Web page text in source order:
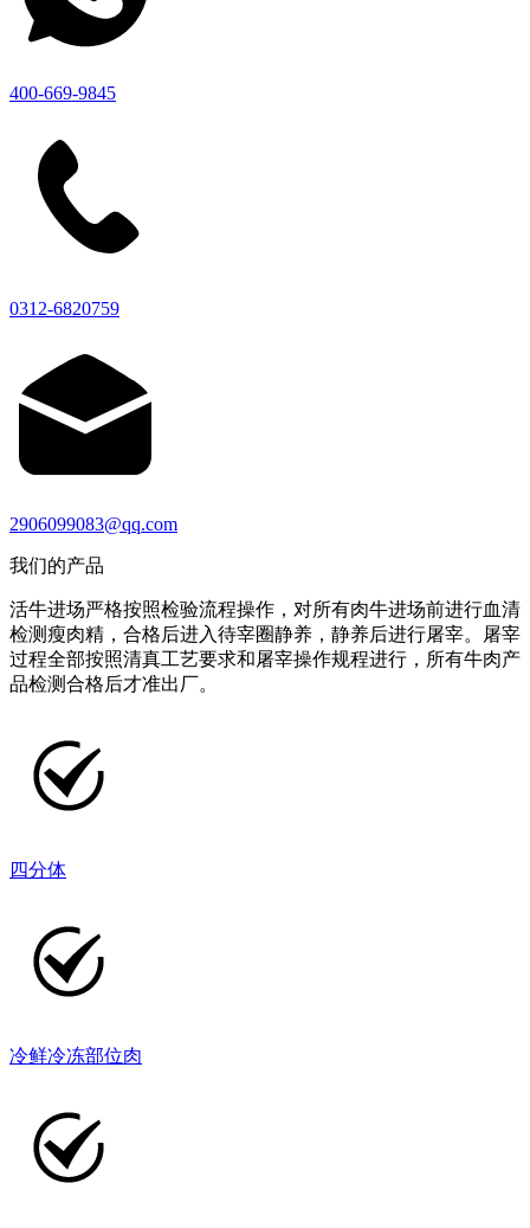
400-669-9845
0312-6820759
2906099083@qq.com
我们的产品
活牛进场严格按照检验流程操作，对所有肉牛进场前进行血清
检测瘦肉精，合格后进入待宰圈静养，静养后进行屠宰。屠宰
过程全部按照清真工艺要求和屠宰操作规程进行，所有牛肉产
品检测合格后才准出厂。
四分体
冷鲜冷冻部位肉